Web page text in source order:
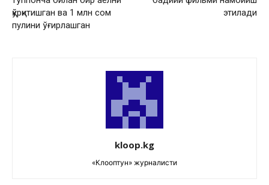
қўрқитишган ва 1 млн сом
пулини ўғирлашган
этилади
kloop.kg
«Клооптун» журналисти